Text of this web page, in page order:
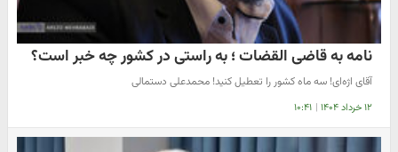
نامه به قاضی القضات ؛ به راستی در کشور چه خبر است؟
آقای اژه‌ای! سه ماه کشور را تعطیل کنید! محمدعلی دستمالی
۱۲ خرداد ۱۴۰۴ | ۱۰:۴۱